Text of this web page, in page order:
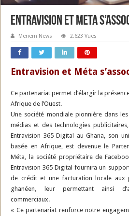
Entravision et Meta
Meriem News 2,623 Vues
Entravision et Méta
Ce partenariat permet d’élargir la
Afrique de l’Ouest.
Une société mondiale pionnière dans
médias et des technologies
Entravision 365 Digital au Ghana, son
basée en Afrique, est devenue le
Méta, la société propriétaire de
Entravision 365 Digital fournira un
de crédit et une facturation locale aux
ghanéen, leur permettant ainsi
commerciaux.
« Ce partenariat renforce notre